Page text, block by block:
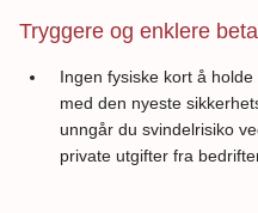
Tryggere og enklere
Ingen fysiske kort å
med den nyeste
unngår du svindelrisiko
private utgifter fra